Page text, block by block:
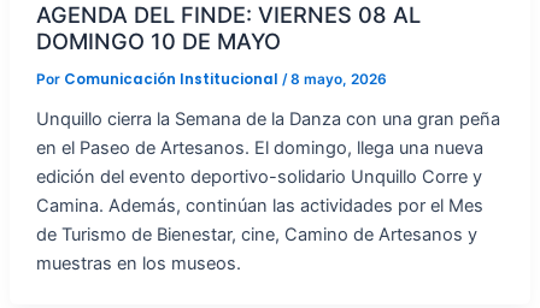
AGENDA DEL FINDE: VIERNES 08 AL
DOMINGO 10 DE MAYO
Por Comunicación Institucional /8 mayo, 2026
Unquillo cierra la Semana de la Danza con una gran peña
en el Paseo de Artesanos. El domingo, llega una nueva
edición del evento deportivo-solidario Unquillo Corre y
Camina. Además, continúan las actividades por el Mes
de Turismo de Bienestar, cine, Camino de Artesanos y
muestras en los museos.